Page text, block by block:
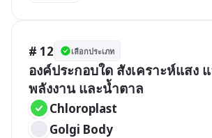
# 12 เลือกประเภท
องค์ประกอบใด สังเคราะห์แสง
พลังงาน และน้ำตาล
Chloroplast
Golgi Body